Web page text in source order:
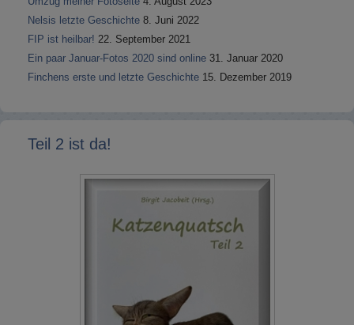
Nelsis letzte Geschichte 8. Juni 2022
FIP ist heilbar! 22. September 2021
Ein paar Januar-Fotos 2020 sind online 31. Januar 2020
Finchens erste und letzte Geschichte 15. Dezember 2019
Teil 2 ist da!